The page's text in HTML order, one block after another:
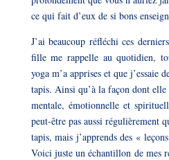
ce qui fait d’eux de si bons
J’ai beaucoup réfléchi ces
fille me rappelle au quotidien,
yogam’a apprises et que j’essaie
tapis. Ainsi qu’à la façon dont
mentale, émotionnelle et
peut-être pas aussi régulièrement
tapis, mais j’apprends des «
Voici juste un échantillon de mes